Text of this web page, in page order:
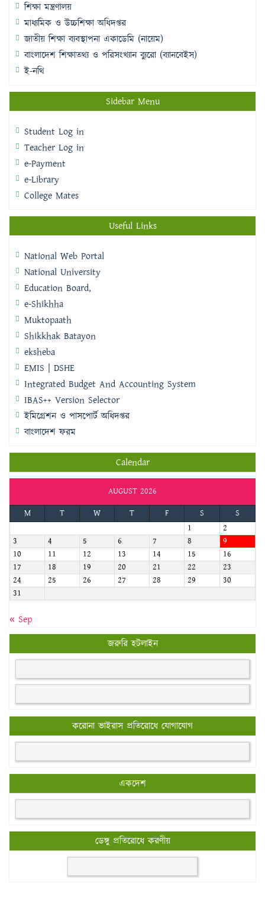
শিক্ষা মন্ত্রণালয়
মাধ্যমিক ও উচ্চশিক্ষা অধিদপ্তর
জাতীয় শিক্ষা ব্যবস্থাপনা একাডেমি (নায়েম)
বাংলাদেশ শিক্ষাতথ্য ও পরিসংখ্যান ব্যুরো (ব্যানবেইস)
ই-নথি
Sidebar Menu
Student Log in
Teacher Log in
e-Payment
e-Library
College Mates
Useful Links
National Web Portal
National University
Education Board,
e-Shikhha
Muktopaath
Shikkhak Batayon
eksheba
EMIS | DSHE
Integrated Budget And Accounting System
IBAS++ Version Selector
ইমিগ্রেশন ও পাসপোর্ট অধিদপ্তর
বাংলাদেশ ফরম
Calendar
AUGUST 2026
M
T W T F S
S
1
2
3
4 5 6 7 8
9
10
11 12 13 14 15
16
17
18 19 20 21 22
23
24
25 26 27 28 29
30
31
« Sep
জরুরি হটলাইন
করোনা ভাইরাস প্রতিরোধে যোগাযোগ
একদেশ
ডেঙ্গু প্রতিরোধে করণীয়